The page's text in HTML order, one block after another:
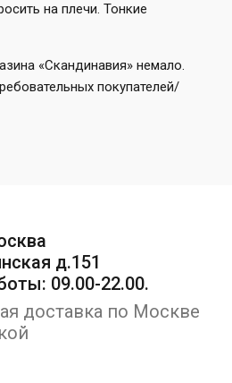
на плечи. Тонкие
«Скандинавия» немало.
покупателей/
д.151
09.00-22.00.
доставка по Москве